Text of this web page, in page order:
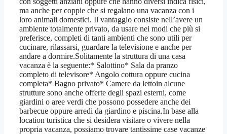
ma anche per coppie che si regalano una vacanza con i
loro animali domestici. Il vantaggio consiste nell’avere un
ambiente totalmente privato, da usare nei modi che più si
preferisce, completi di tanti ambienti che sono utili per
cucinare, rilassarsi, guardare la televisione e anche per
andare a dormire.Solitamente la struttura di una casa
vacanza è la seguente:* Salottino* Sala da pranzo
completo di televisore* Angolo cottura oppure cucina
completa* Bagno privato* Camere da lettoin alcune
strutture sono anche offerte degli spazi esterni, come
giardini o aree verdi che possono possedere anche dei
barbecue oppure arredi da giardino e piscina.In base alla
location turistica che si desidera visitare o vivere nella
propria vacanza, possiamo trovare tantissime case vacanze